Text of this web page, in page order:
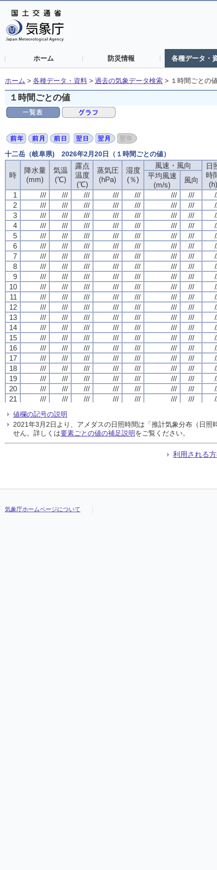
ホーム 防災情報 各種データ・
ホーム > 各種データ・資料 > 過去の気象データ検索 > １時間ごとの
１時間ごとの値
十二岳（岐阜県) 2026年2月20日（１時間ごとの値）
時
降水量
(mm)
気温
(℃)
露点
温度
(℃)
蒸気圧
(hPa)
湿度
(％)
風速・風向
日
時
(h)
平均風速
(m/s)
風向
1
/// /// /// /// /// /// ///
2
/// /// /// /// /// /// ///
3
/// /// /// /// /// /// ///
4
/// /// /// /// /// /// ///
5
/// /// /// /// /// /// ///
6
/// /// /// /// /// /// ///
7
/// /// /// /// /// /// ///
8
/// /// /// /// /// /// ///
9
/// /// /// /// /// /// ///
10
/// /// /// /// /// /// ///
11
/// /// /// /// /// /// ///
12
/// /// /// /// /// /// ///
13
/// /// /// /// /// /// ///
14
/// /// /// /// /// /// ///
15
/// /// /// /// /// /// ///
16
/// /// /// /// /// /// ///
17
/// /// /// /// /// /// ///
18
/// /// /// /// /// /// ///
19
/// /// /// /// /// /// ///
20
/// /// /// /// /// /// ///
21
/// /// /// /// /// /// ///
23
/// /// ///
24
/// /// /// /// /// /// ///
時
降水量
(mm)
気温
(℃)
露点
温度
(℃)
蒸気圧
(hPa)
湿度
(％)
風速・風向
日
時
(h)
平均風速
(m/s)
風向
1
/// /// /// /// /// /// ///
2
/// /// /// /// /// /// ///
3
/// /// /// /// /// /// ///
4
/// /// /// /// /// /// ///
5
/// /// /// /// /// /// ///
6
/// /// /// /// /// /// ///
7
/// /// /// /// /// /// ///
8
/// /// /// /// /// /// ///
9
/// /// /// /// /// /// ///
10
/// /// /// /// /// /// ///
11
/// /// /// /// /// /// ///
12
/// /// /// /// /// /// ///
13
/// /// /// /// /// /// ///
14
/// /// /// /// /// /// ///
15
/// /// /// /// /// /// ///
16
/// /// /// /// /// /// ///
17
/// /// /// /// /// /// ///
18
/// /// /// /// /// /// ///
19
/// /// /// /// /// /// ///
20
/// /// /// /// /// /// ///
21
/// /// /// /// /// /// ///
23
/// /// ///
24
/// /// /// /// /// /// ///
時
降水量
(mm)
気温
(℃)
露点
温度
(℃)
蒸気圧
(hPa)
湿度
(％)
風速・風向
日
時
(h)
平均風速
(m/s)
風向
1
/// /// /// /// /// /// ///
2
/// /// /// /// /// /// ///
3
/// /// /// /// /// /// ///
4
/// /// /// /// /// /// ///
5
/// /// /// /// /// /// ///
6
/// /// /// /// /// /// ///
7
/// /// /// /// /// /// ///
8
/// /// /// /// /// /// ///
9
/// /// /// /// /// /// ///
10
/// /// /// /// /// /// ///
11
/// /// /// /// /// /// ///
12
/// /// /// /// /// /// ///
13
/// /// /// /// /// /// ///
14
/// /// /// /// /// /// ///
15
/// /// /// /// /// /// ///
16
/// /// /// /// /// /// ///
17
/// /// /// /// /// /// ///
18
/// /// /// /// /// /// ///
19
/// /// /// /// /// /// ///
20
/// /// /// /// /// /// ///
21
/// /// /// /// /// /// ///
23
/// /// ///
24
/// /// /// /// /// /// ///
時
降水量
(mm)
気温
(℃)
露点
温度
(℃)
蒸気圧
(hPa)
湿度
(％)
風速・風向
日
時
(h)
平均風速
(m/s)
風向
1
/// /// /// /// /// /// ///
2
/// /// /// /// /// /// ///
3
/// /// /// /// /// /// ///
4
/// /// /// /// /// /// ///
5
/// /// /// /// /// /// ///
6
/// /// /// /// /// /// ///
7
/// /// /// /// /// /// ///
8
/// /// /// /// /// /// ///
9
/// /// /// /// /// /// ///
10
/// /// /// /// /// /// ///
11
/// /// /// /// /// /// ///
12
/// /// /// /// /// /// ///
13
/// /// /// /// /// /// ///
14
/// /// /// /// /// /// ///
15
/// /// /// /// /// /// ///
16
/// /// /// /// /// /// ///
17
/// /// /// /// /// /// ///
18
/// /// /// /// /// /// ///
19
/// /// /// /// /// /// ///
20
/// /// /// /// /// /// ///
21
/// /// /// /// /// /// ///
23
/// /// ///
24
/// /// /// /// /// /// ///
値欄の記号の説明
2021年3月2日より、アメダスの日照時間は「推計気象分布（日
せん。詳しくは要素ごとの値の補足説明をご覧ください。
利用される
気象庁ホームページについて